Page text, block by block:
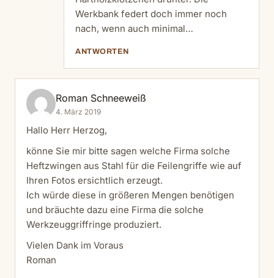
Werkbank federt doch immer noch
nach, wenn auch minimal…
ANTWORTEN
Roman Schneeweiß
4. März 2019
Hallo Herr Herzog,
könne Sie mir bitte sagen welche Firma solche
Heftzwingen aus Stahl für die Feilengriffe wie auf
Ihren Fotos ersichtlich erzeugt.
Ich würde diese in größeren Mengen benötigen
und bräuchte dazu eine Firma die solche
Werkzeuggriffringe produziert.
Vielen Dank im Voraus
Roman